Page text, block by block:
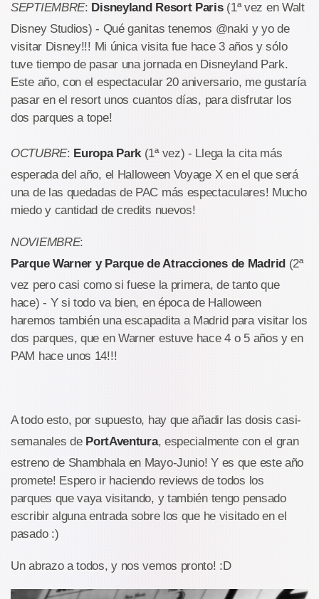
SEPTIEMBRE: Disneyland Resort Paris(1ª vez en Walt
Disney Studios) - Qué ganitas tenemos @naki y yo de
visitar Disney!!! Mi única visita fue hace 3 años y sólo
tuve tiempo de pasar una jornada en Disneyland Park.
Este año, con el espectacular 20 aniversario, me gustaría
pasar en el resort unos cuantos días, para disfrutar los
dos parques a tope!
OCTUBRE: Europa Park(1ª vez) - Llega la cita más
esperada del año, el Halloween Voyage X en el que será
una de las quedadas de PAC más espectaculares! Mucho
miedo y cantidad de credits nuevos!
NOVIEMBRE:
Parque Warner y Parque de Atracciones de Madrid(2ª
vez pero casi como si fuese la primera, de tanto que
hace) - Y si todo va bien, en época de Halloween
haremos también una escapadita a Madrid para visitar los
dos parques, que en Warner estuve hace 4 o 5 años y en
PAM hace unos 14!!!
A todo esto, por supuesto, hay que añadir las dosis casi-
semanales de PortAventura, especialmente con el gran
estreno de Shambhala en Mayo-Junio! Y es que este año
promete! Espero ir haciendo reviews de todos los
parques que vaya visitando, y también tengo pensado
escribir alguna entrada sobre los que he visitado en el
pasado :)
Un abrazo a todos, y nos vemos pronto! :D